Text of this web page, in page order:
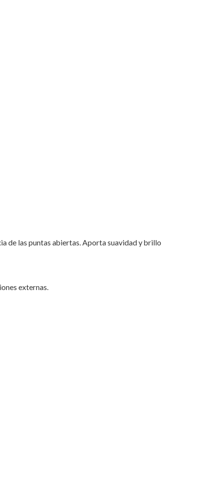
de las puntas abiertas. Aporta suavidad y brillo
externas.